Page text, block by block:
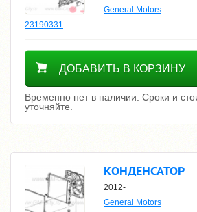
General Motors
23190331
Уточнить цену
ДОБАВИТЬ В КОРЗИНУ
Временно нет в наличии. Сроки и
уточняйте.
КОНДЕНСАТОР
2012-
General Motors